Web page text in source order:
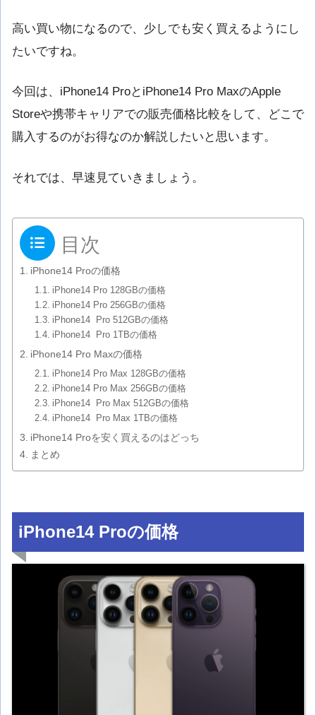
高い買い物になるので、少しでも安く買えるようにし
たいですね。
今回は、iPhone14 ProとiPhone14 Pro MaxのApple
Storeや携帯キャリアでの販売価格比較をして、どこで
購入するのがお得なのか解説したいと思います。
それでは、早速見ていきましょう。
目次
iPhone14 Proの価格
iPhone14 Pro 128GBの価格
iPhone14 Pro 256GBの価格
iPhone14 Pro 512GBの価格
iPhone14 Pro 1TBの価格
iPhone14 Pro Maxの価格
iPhone14 Pro Max 128GBの価格
iPhone14 Pro Max 256GBの価格
iPhone14 Pro Max 512GBの価格
iPhone14 Pro Max 1TBの価格
iPhone14 Proを安く買えるのはどっち
まとめ
iPhone14 Proの価格